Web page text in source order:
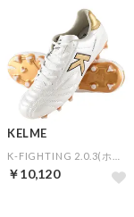
KELME
￥10,120